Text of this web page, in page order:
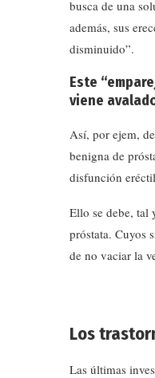
busca de una
además, sus
disminuido”.
Este
viene
Así, por ejem,
benigna de
disfunción
Ello se debe, tal
próstata. Cuyos
de no vaciar la
Los
Las últimas